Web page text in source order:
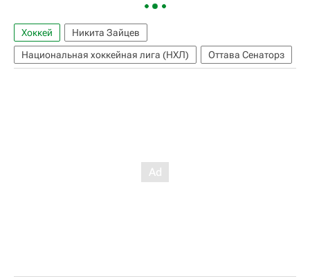
Хоккей
Никита Зайцев
Национальная хоккейная лига (НХЛ)
Оттава Сенаторз